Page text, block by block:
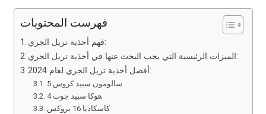
فهرست المحتويات
فهم أحذية تريل الجري:
الميزات الرئيسية التي يجب البحث عنها في أحذية تريل الجري:
أفضل أحذية تريل الجري لعام 2024:
سالومون سبيد كروس 5
هوكا سبيد جوت 4
كاسكاديا 16 بروكس